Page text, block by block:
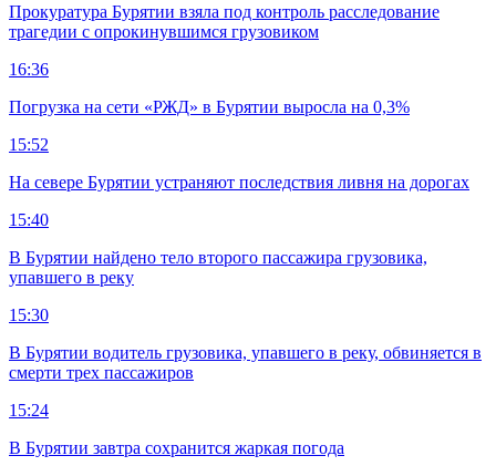
Прокуратура Бурятии взяла под контроль расследование
трагедии с опрокинувшимся грузовиком
16:36
Погрузка на сети «РЖД» в Бурятии выросла на 0,3%
15:52
На севере Бурятии устраняют последствия ливня на дорогах
15:40
В Бурятии найдено тело второго пассажира грузовика,
упавшего в реку
15:30
В Бурятии водитель грузовика, упавшего в реку, обвиняется в
смерти трех пассажиров
15:24
В Бурятии завтра сохранится жаркая погода